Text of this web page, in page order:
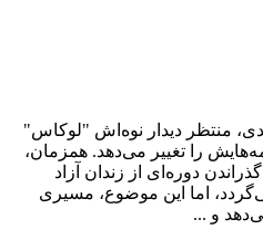
نوه‌اش "لوکاس"
می‌دهد. همزمان،
از زندان آزاد
این موضوع، مسیری